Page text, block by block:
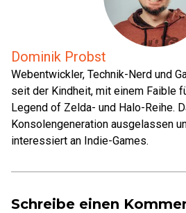
Dominik Probst
Webentwickler, Technik-Nerd und
seit der Kindheit, mit einem Faible
Legend of Zelda- und Halo-Reihe.
Konsolengeneration ausgelassen
interessiert an Indie-Games.
Schreibe einen